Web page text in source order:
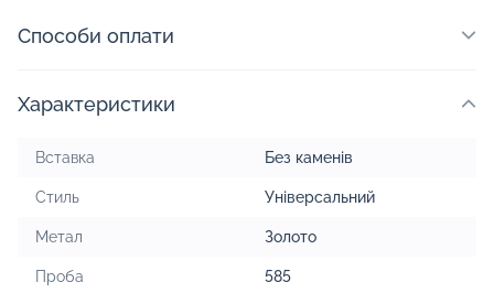
Способи оплати
Характеристики
Вставка Без каменів
Стиль Універсальний
Метал Золото
Проба 585